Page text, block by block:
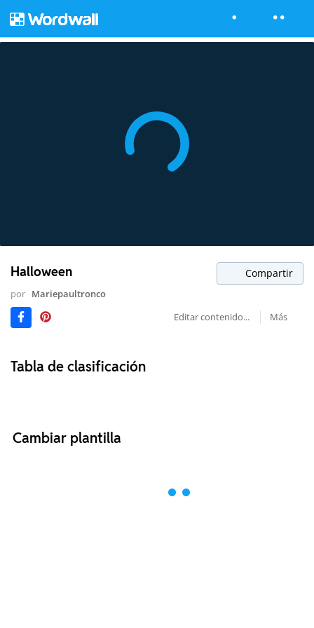
Halloween Compartir
por Mariepaultronco
Editar contenido...
Más
Tabla de clasificación
Cambiar plantilla